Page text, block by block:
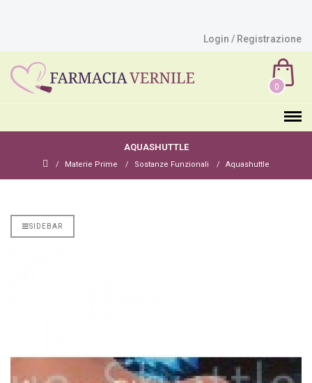
Login / Registrazione
0
AQUASHUTTLE
Materie Prime Sostanze Funzionali Aquashuttle
SIDEBAR